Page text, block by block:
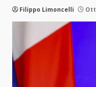
Filippo Limoncelli